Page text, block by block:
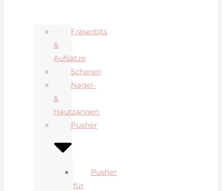
Fräserbits
&
Aufsätze
Scheren
Nagel-
&
Hautzangen
Pusher
Pusher
für